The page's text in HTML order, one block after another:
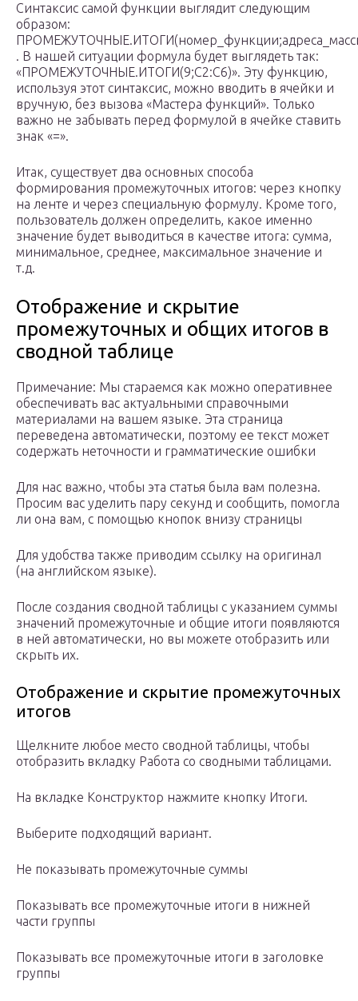
Синтаксис самой функции выглядит следующим
образом:
. В нашей ситуации формула будет выглядеть так:
«ПРОМЕЖУТОЧНЫЕ.ИТОГИ(9;C2:C6)». Эту функцию,
используя этот синтаксис, можно вводить в ячейки и
вручную, без вызова «Мастера функций». Только
важно не забывать перед формулой в ячейке ставить
знак «=».
Итак, существует два основных способа
формирования промежуточных итогов: через кнопку
на ленте и через специальную формулу. Кроме того,
пользователь должен определить, какое именно
значение будет выводиться в качестве итога: сумма,
минимальное, среднее, максимальное значение и
т.д.
Отображение и скрытие
промежуточных и общих итогов в
сводной таблице
Примечание: Мы стараемся как можно оперативнее
обеспечивать вас актуальными справочными
материалами на вашем языке. Эта страница
переведена автоматически, поэтому ее текст может
содержать неточности и грамматические ошибки
Для нас важно, чтобы эта статья была вам полезна.
Просим вас уделить пару секунд и сообщить, помогла
ли она вам, с помощью кнопок внизу страницы
Для удобства также приводим ссылку на оригинал
(на английском языке).
После создания сводной таблицы с указанием суммы
значений промежуточные и общие итоги появляются
в ней автоматически, но вы можете отобразить или
скрыть их.
Отображение и скрытие промежуточных
итогов
Щелкните любое место сводной таблицы, чтобы
отобразить вкладку Работа со сводными таблицами.
На вкладке Конструктор нажмите кнопку Итоги.
Выберите подходящий вариант.
Не показывать промежуточные суммы
Показывать все промежуточные итоги в нижней
части группы
Показывать все промежуточные итоги в заголовке
группы